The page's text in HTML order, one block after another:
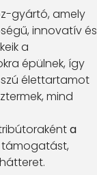
gyártó, amely
innovatív és
a
épülnek, így
élettartamot
mind
a
támogatást,